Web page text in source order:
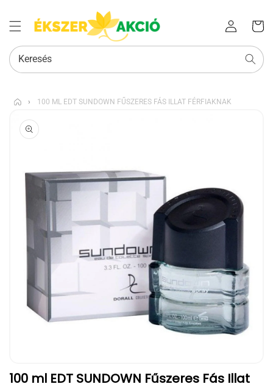
Bejelentkezés
kosara
Keresés
› 100 ML EDT SUNDOWN FŰSZERES FÁS ILLAT FÉRFIAKNAK
UGRÁS A
TERMÉKADATOKRA
médiafájl
100 ml EDT SUNDOWN Fűszeres Fás Illat